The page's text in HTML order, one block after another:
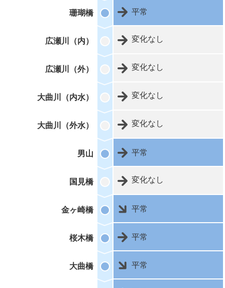
珊瑚橋 平常
広瀬川（内） 変化なし
広瀬川（外） 変化なし
大曲川（内水） 変化なし
大曲川（外水） 変化なし
男山 平常
国見橋 変化なし
金ヶ崎橋 平常
桜木橋 平常
大曲橋 平常